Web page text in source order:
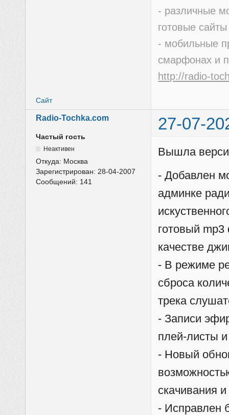
- различные
готовые
- мобильные
смарфонах и
http://radio-
Сайт
Radio-Tochka.com 27-07-
Частый гость
Неактивен
Откуда: Москва
Зарегистрирован: 28-04-2007
Сообщений: 141
Вышла
- Добавлен
админке
готовый
качестве
- В режиме
сброса
трека
- Записи
плей-листы
- Новый
скачивания
- Исправлен